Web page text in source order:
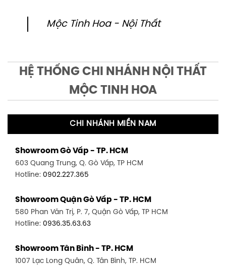
Mộc Tinh Hoa - Nội Thất
HỆ THỐNG CHI NHÁNH NỘI THẤT
MỘC TINH HOA
CHI NHÁNH MIỀN NAM
Showroom Gò Vấp - TP. HCM
603 Quang Trung, Q. Gò Vấp, TP HCM
Hotline: 0902.227.365
Showroom Quận Gò Vấp - TP. HCM
580 Phan Văn Trị, P. 7, Quận Gò Vấp, TP HCM
Hotline: 0936.35.63.63
Showroom Tân Bình - TP. HCM
1007 Lạc Long Quân, Q. Tân Bình, TP. HCM